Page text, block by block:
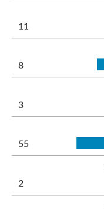
11
8
3
55
2